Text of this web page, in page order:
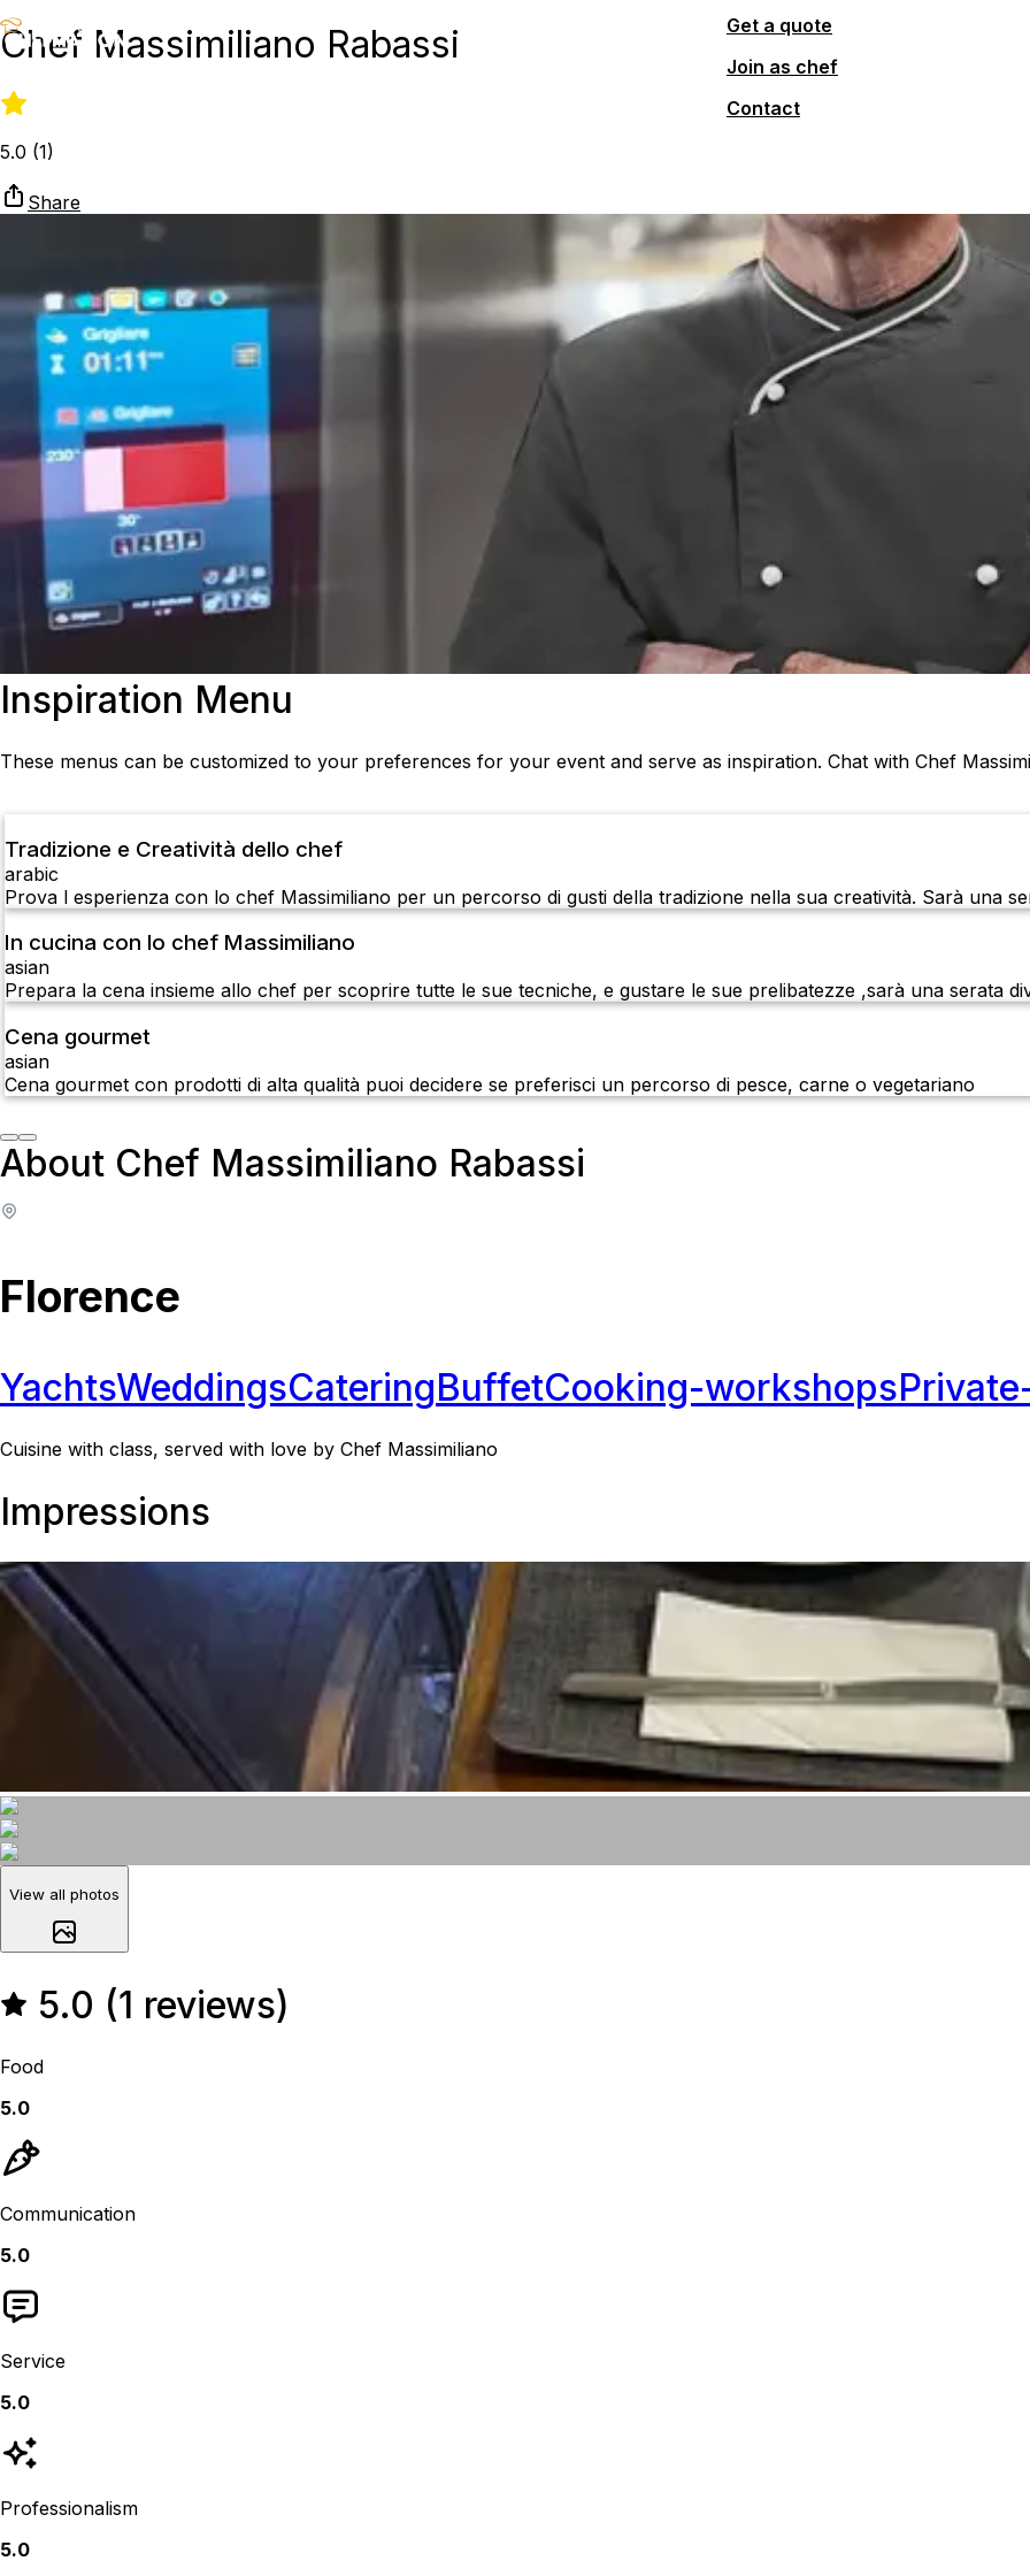
Get a quote
Join as chef
Contact
Chef Massimiliano Rabassi
5.0 (1)
Share
Inspiration Menu
These menus can be customized to your preferences for your event and serve as inspiration. Chat with Chef
Tradizione e Creatività dello chef
arabic
Prova l esperienza con lo chef Massimiliano per un percorso di gusti della tradizione nella sua creatività. Sarà una
In cucina con lo chef Massimiliano
asian
Prepara la cena insieme allo chef per scoprire tutte le sue tecniche, e gustare le sue prelibatezze ,sarà una serata
Cena gourmet
asian
Cena gourmet con prodotti di alta qualità puoi decidere se preferisci un percorso di pesce, carne o vegetariano
About Chef Massimiliano Rabassi
Florence
YachtsWeddingsCateringBuffetCooking-workshops
Cuisine with class, served with love by Chef Massimiliano
Impressions
View all photos
5.0 (1 reviews)
Food
5.0
Communication
5.0
Service
5.0
Professionalism
5.0